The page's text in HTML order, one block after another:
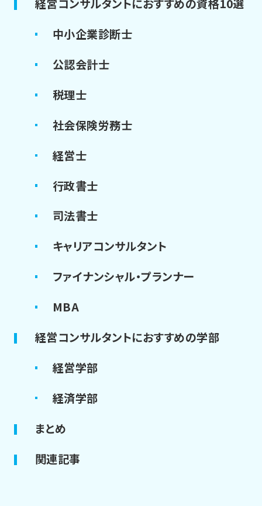
経営コンサルタントにおすすめの資格10選
中小企業診断士
公認会計士
税理士
社会保険労務士
経営士
行政書士
司法書士
キャリアコンサルタント
ファイナンシャル・プランナー
MBA
経営コンサルタントにおすすめの学部
経営学部
経済学部
まとめ
関連記事